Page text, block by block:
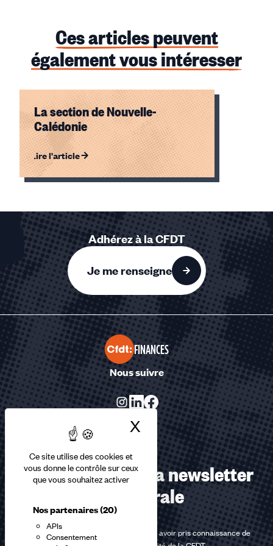
Ce site utilise des cookies et
vous donne le contrôle sur ceux
que vous souhaitez activer
Nos partenaires(20)
APIs
Consentement
X Masquer le
15/04/2024
Urgence Nouvelle Calédonie
Lire
Ces articles peuvent
également vous intéresser
La section de Nouvelle-
Calédonie
Lire l'article
Élément
sur
accessible
Adhérez à la CFDT
Je me renseigne
FINANCES
Nous suivre
Abonnez-vous à la newsletter
confédérale
En m'inscrivant à la newsletter, j'affirme avoir pris connaissance de